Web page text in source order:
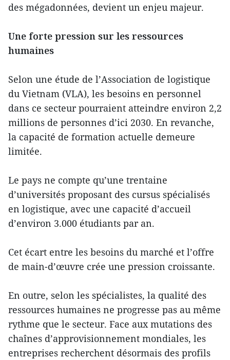
des mégadonnées, devient un enjeu majeur.
Une forte pression sur les ressources
humaines
Selon une étude de l’Association de logistique
du Vietnam (VLA), les besoins en personnel
dans ce secteur pourraient atteindre environ 2,2
millions de personnes d’ici 2030. En revanche,
la capacité de formation actuelle demeure
limitée.
Le pays ne compte qu’une trentaine
d’universités proposant des cursus spécialisés
en logistique, avec une capacité d’accueil
d’environ 3.000 étudiants par an.
Cet écart entre les besoins du marché et l’offre
de main-d’œuvre crée une pression croissante.
En outre, selon les spécialistes, la qualité des
ressources humaines ne progresse pas au même
rythme que le secteur. Face aux mutations des
chaînes d’approvisionnement mondiales, les
entreprises recherchent désormais des profils